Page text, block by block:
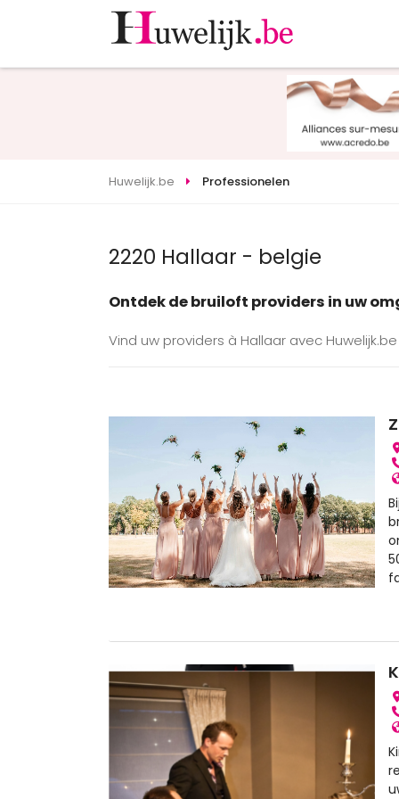
Huwelijk.be Professionelen
2220 Hallaar - belgie
Ontdek de bruiloft providers in uw
Vind uw providers à Hallaar avec